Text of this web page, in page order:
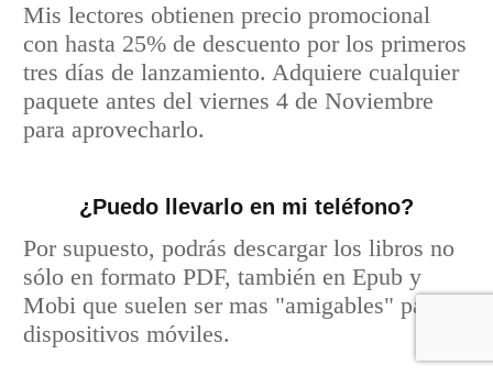
Mis lectores obtienen precio promocional
con hasta 25% de descuento por los primeros
tres días de lanzamiento. Adquiere cualquier
paquete antes del viernes 4 de Noviembre
para aprovecharlo.
¿Puedo llevarlo en mi teléfono?
Por supuesto, podrás descargar los libros no
sólo en formato PDF, también en Epub y
Mobi que suelen ser mas "amigables" para
dispositivos móviles.